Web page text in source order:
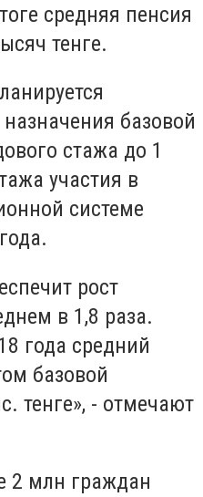
средняя пенсия
тенге.
базовой
стажа до 1
участия в
системе
рост
в 1,8 раза.
года средний
базовой
тенге», - отмечают
2 млн граждан